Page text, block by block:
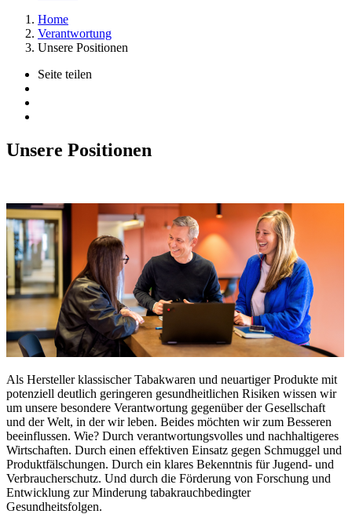
Home
Verantwortung
Unsere Positionen
Seite teilen
Unsere Positionen
Als Hersteller klassischer Tabakwaren und neuartiger Produkte mit
potenziell deutlich geringeren gesundheitlichen Risiken wissen wir
um unsere besondere Verantwortung gegenüber der Gesellschaft
und der Welt, in der wir leben. Beides möchten wir zum Besseren
beeinflussen. Wie? Durch verantwortungsvolles und nachhaltigeres
Wirtschaften. Durch einen effektiven Einsatz gegen Schmuggel und
Produktfälschungen. Durch ein klares Bekenntnis für Jugend- und
Verbraucherschutz. Und durch die Förderung von Forschung und
Entwicklung zur Minderung tabakrauchbedingter
Gesundheitsfolgen.